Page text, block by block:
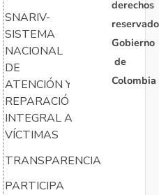
SNARIV-
SISTEMA
NACIONAL
DE
ATENCIÓN Y
REPARACIÓN
INTEGRAL A
VÍCTIMAS
TRANSPARENCIA
PARTICIPA
derechos
Gobierno
de
Colombia